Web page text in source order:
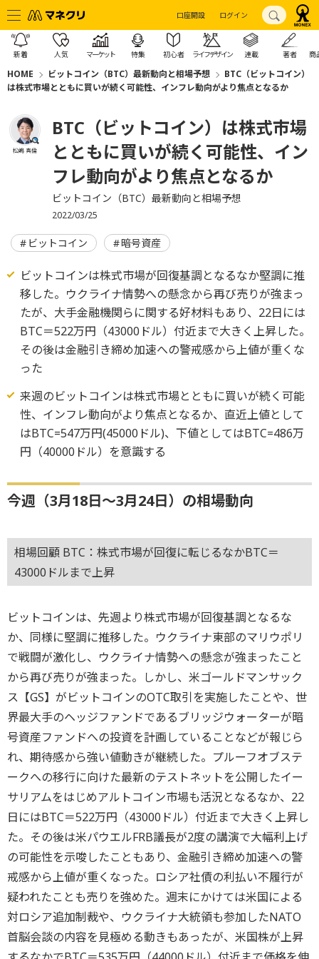
口座開設 ログイン
新着 人気 マーケット 特集 初心者 ライフデザイン 連載 著者 商
HOME ビットコイン（BTC）最新動向と相場予想
BTC（ビットコイン）
は株式市場とともに買いが続く可能性、インフレ動向がより焦点となるか
松嶋 真倫
BTC（ビットコイン）は株式市場
とともに買いが続く可能性、イン
フレ動向がより焦点となるか
ビットコイン（BTC）最新動向と相場予想
2022/03/25
ビットコイン 暗号資産
ビットコインは株式市場が回復基調となるなか堅調に推
移した。ウクライナ情勢への懸念から再び売りが強まっ
たが、大手金融機関らに関する好材料もあり、22日には
BTC＝522万円（43000ドル）付近まで大きく上昇した。
その後は金融引き締め加速への警戒感から上値が重くな
った
来週のビットコインは株式市場とともに買いが続く可能
性、インフレ動向がより焦点となるか、直近上値として
はBTC=547万円(45000ドル)、下値としてはBTC=486万
円（40000ドル）を意識する
今週（3月18日～3月24日）の相場動向
相場回顧 BTC：株式市場が回復に転じるなかBTC＝
43000ドルまで上昇
ビットコインは、先週より株式市場が回復基調となるな
か、同様に堅調に推移した。ウクライナ東部のマリウポリ
で戦闘が激化し、ウクライナ情勢への懸念が強まったこと
から再び売りが強まった。しかし、米ゴールドマンサック
ス【GS】がビットコインのOTC取引を実施したことや、世
界最大手のヘッジファンドであるブリッジウォーターが暗
号資産ファンドへの投資を計画していることなどが報じら
れ、期待感から強い値動きが継続した。プルーフオブステ
ークへの移行に向けた最新のテストネットを公開したイー
サリアムをはじめアルトコイン市場も活況となるなか、22
日にはBTC＝522万円（43000ドル）付近まで大きく上昇し
た。その後は米パウエルFRB議長が2度の講演で大幅利上げ
の可能性を示唆したこともあり、金融引き締め加速への警
戒感から上値が重くなった。ロシア社債の利払い不履行が
疑われたことも売りを強めた。週末にかけては米国による
対ロシア追加制裁や、ウクライナ大統領も参加したNATO
首脳会談の内容を見極める動きもあったが、米国株が上昇